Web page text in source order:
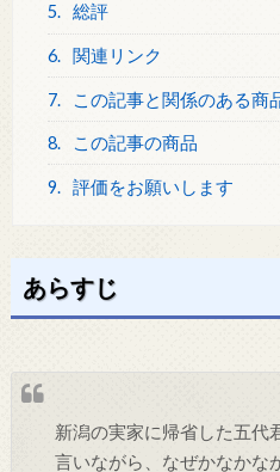
5. 総評
6. 関連リンク
7. この記事と関係のある商
8. この記事の商品
9. 評価をお願いします
あらすじ
新潟の実家に帰省した五代
言いながら、なぜかなかな